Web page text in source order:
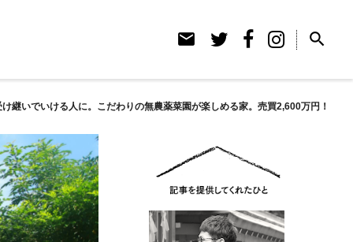
email search
継いでいける人に。こだわりの無農薬菜園が楽しめる家。売買2,600万円！